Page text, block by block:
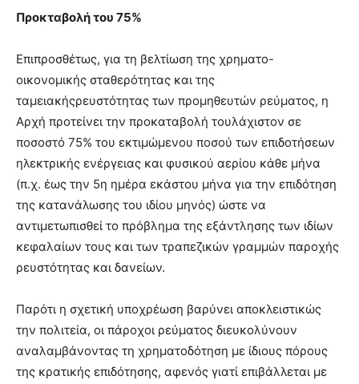
Προκταβολή του 75%
Επιπροσθέτως, για τη βελτίωση της χρηματο-
οικονομικής σταθερότητας και της
ταμειακήςρευστότητας των προμηθευτών ρεύματος, η
Αρχή προτείνει την προκαταβολή τουλάχιστον σε
ποσοστό 75% του εκτιμώμενου ποσού των επιδοτήσεων
ηλεκτρικής ενέργειας και φυσικού αερίου κάθε μήνα
(π.χ. έως την 5η ημέρα εκάστου μήνα για την επιδότηση
της κατανάλωσης του ιδίου μηνός) ώστε να
αντιμετωπισθεί το πρόβλημα της εξάντλησης των ιδίων
κεφαλαίων τους και των τραπεζικών γραμμών παροχής
ρευστότητας και δανείων.
Παρότι η σχετική υποχρέωση βαρύνει αποκλειστικώς
την πολιτεία, οι πάροχοι ρεύματος διευκολύνουν
αναλαμβάνοντας τη χρηματοδότηση με ίδιους πόρους
της κρατικής επιδότησης, αφενός γιατί επιβάλλεται με